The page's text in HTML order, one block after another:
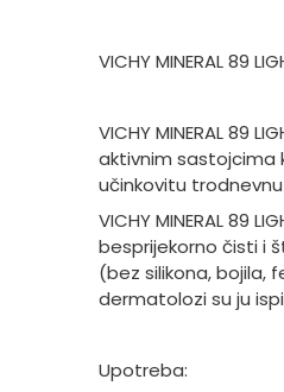
VICHY MINERAL 89
VICHY MINERAL 89
aktivnim sastojcima
učinkovitu
VICHY MINERAL 89
besprijekorno čisti i
(bez silikona, bojila,
dermatolozi su ju
Upotreba: